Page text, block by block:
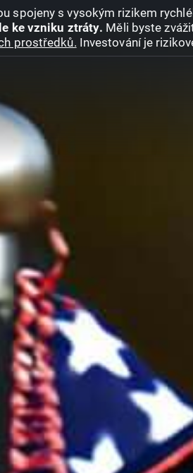
spojeny s vysokým rizikem
ke vzniku ztráty. Měli byste
prostředků. Investování je